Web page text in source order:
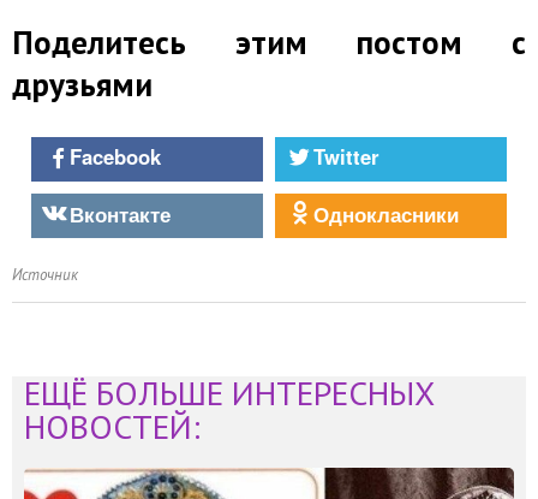
Поделитесь этим постом с
друзьями
Facebook
Twitter
Вконтакте
Однокласники
Источник
ЕЩЁ БОЛЬШЕ ИНТЕРЕСНЫХ
НОВОСТЕЙ: